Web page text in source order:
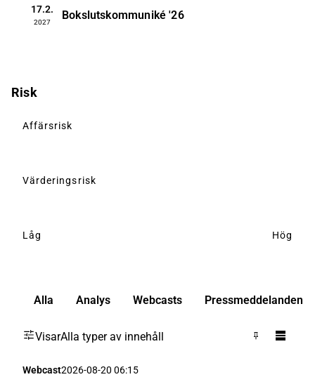
17.2.
2027
Bokslutskommuniké '26
Risk
Affärsrisk
Värderingsrisk
Låg Hög
Alla Analys Webcasts Pressmeddelanden
VisarAlla typer av innehåll
Webcast2026-08-20 06:15